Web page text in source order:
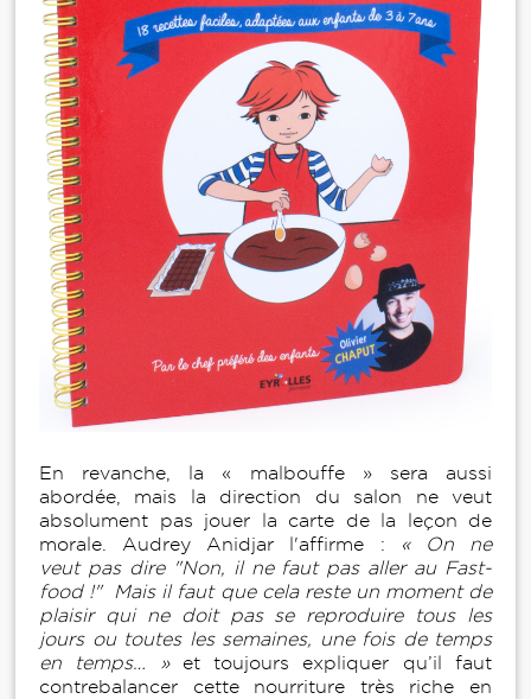
En revanche, la « malbouffe » sera aussi
abordée, mais la direction du salon ne veut
absolument pas jouer la carte de la leçon de
morale. Audrey Anidjar l'affirme :
« On ne
veut pas dire "Non, il ne faut pas aller au Fast-
food !" Mais il faut que cela reste un moment de
plaisir qui ne doit pas se reproduire tous les
jours ou toutes les semaines, une fois de temps
en temps… »et toujours expliquer qu’il faut
contrebalancer cette nourriture très riche en